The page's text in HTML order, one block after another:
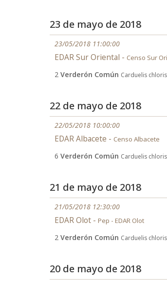
23 de mayo de 2018
23/05/2018 11:00:00
EDAR Sur Oriental - Censo Sur
2 Verderón Común Carduelis chloris
22 de mayo de 2018
22/05/2018 10:00:00
EDAR Albacete - Censo Albacete
6 Verderón Común Carduelis chloris
21 de mayo de 2018
21/05/2018 12:30:00
EDAR Olot - Pep - EDAR Olot
2 Verderón Común Carduelis chloris
20 de mayo de 2018